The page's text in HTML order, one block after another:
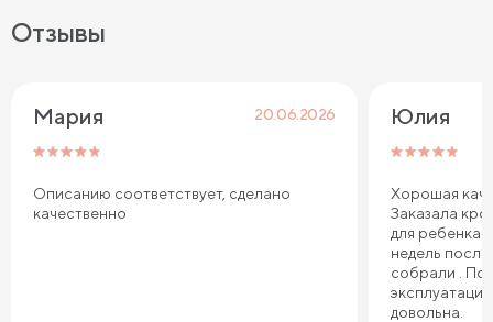
Отзывы
Мария 20.06.2026
Описанию соответствует, сделано
качественно
Юлия
Хорошая
Заказала
для ребенка.
недель
собрали .
довольна.